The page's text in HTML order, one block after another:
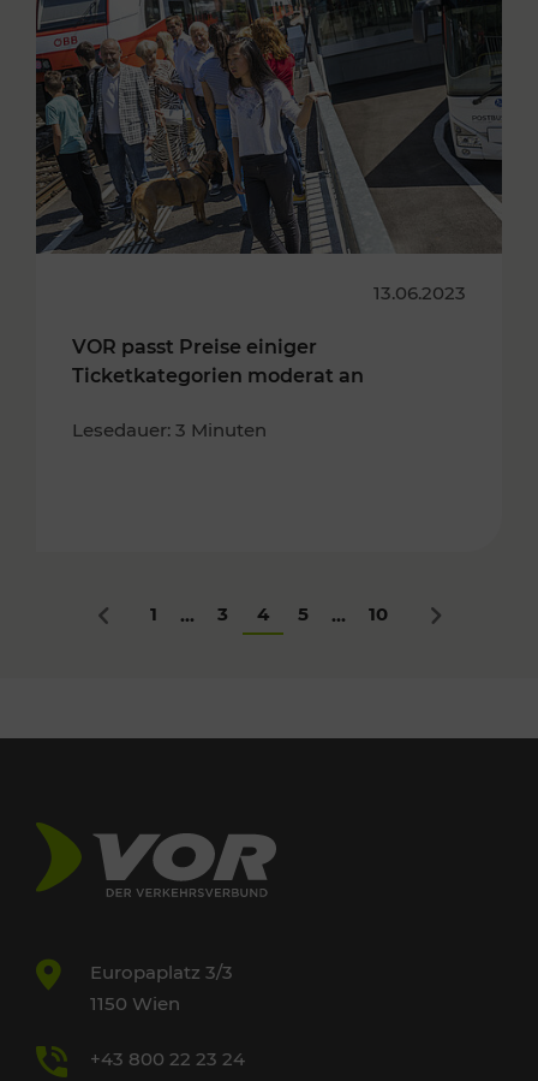
13.06.2023
VOR passt Preise einiger
Ticketkategorien moderat an
Lesedauer: 3 Minuten
Zurück
1 ... 3 4 5 ... 10 Nächstes
Europaplatz 3/3
1150 Wien
+43 800 22 23 24